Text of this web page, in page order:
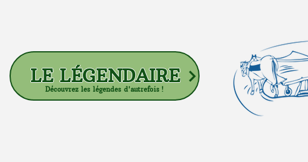
LE LÉGENDAIRE
Découvrez les légendes d'autrefois !